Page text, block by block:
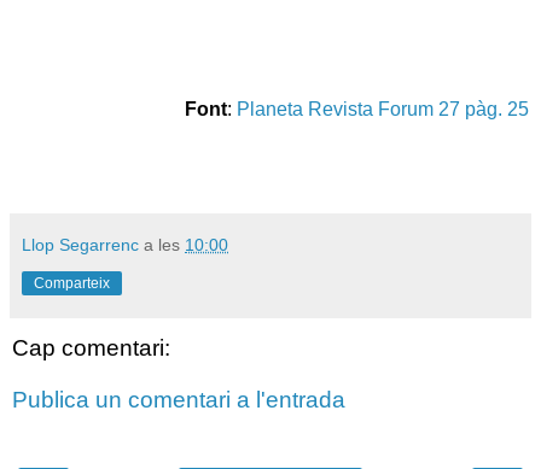
Font: Planeta Revista Forum 27 pàg. 25
Llop Segarrenc a les 10:00
Comparteix
Cap comentari:
Publica un comentari a l'entrada